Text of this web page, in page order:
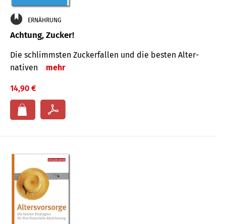
ERNÄHRUNG
Achtung, Zucker!
Die schlimmsten Zucker­fallen und die besten Alter­
nativen
mehr
14,90 €